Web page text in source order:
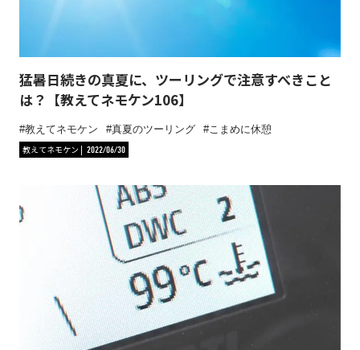
猛暑日続きの真夏に、ツーリングで注意すべきこと
は？【教えてネモケン106】
教えてネモケン 真夏のツーリング
こまめに休憩
教えてネモケン
2022/06/30